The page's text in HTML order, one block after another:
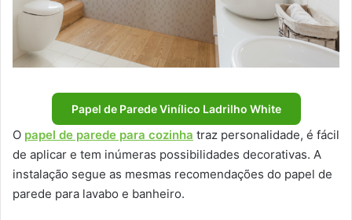
Papel de Parede Vinílico Ladrilho White
O papel de parede para cozinha traz personalidade, é fácil
de aplicar e tem inúmeras possibilidades decorativas. A
instalação segue as mesmas recomendações do papel de
parede para lavabo e banheiro.